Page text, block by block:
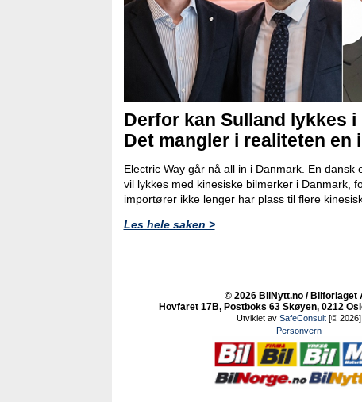
Derfor kan Sulland lykkes i
Det mangler i realiteten en
Electric Way går nå all in i Danmark. En dansk
vil lykkes med kinesiske bilmerker i Danmark,
importører ikke lenger har plass til flere
Les hele saken >
© 2026 BilNytt.no / Bilforlaget
Hovfaret 17B, Postboks 63 Skøyen, 0212
Utviklet av SafeConsult [© 2026]
Personvern